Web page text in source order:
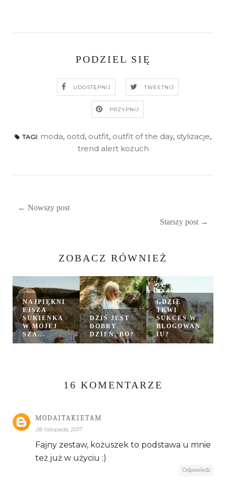
PODZIEL SIĘ
UDOSTĘPNIJ TWEETNIJ
PRZYPNIJ
TAGI: moda, ootd, outfit, outfit of the day, stylizacje,
trend alert kożuch
← Nowszy post
Starszy post →
ZOBACZ RÓWNIEŻ
NAJPIĘKNI
EJSZA
SUKIENKA
W MOJEJ
SZA...
DZIŚ JEST
DOBRY
DZIEŃ, BO?
GDZIE
TKWI
SUKCES W
BLOGOWAN
IU?
16 KOMENTARZE
MODAITAKIETAM
28 listopada, 2017
Fajny zestaw, kożuszek to podstawa u mnie
też już w użyciu :)
Odpowiedz